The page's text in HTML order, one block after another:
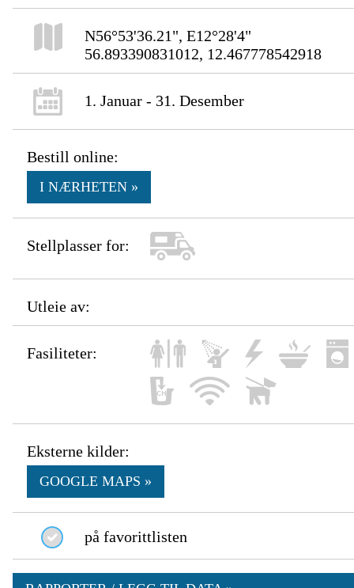
N56°53'36.21", E12°28'4"
56.893390831012, 12.467778542918
1. Januar - 31. Desember
Bestill online:
I NÆRHETEN »
Stellplasser for:
Utleie av:
Fasiliteter:
Eksterne kilder:
GOOGLE MAPS »
på favorittlisten